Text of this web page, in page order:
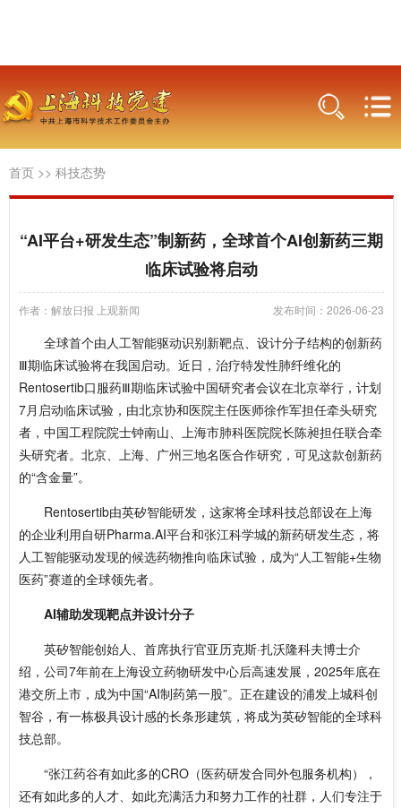
首页 >> 科技态势
“AI平台+研发生态”制新药，全球首个AI创新药三期
临床试验将启动
作者：解放日报 上观新闻 发布时间：2026-06-23
全球首个由人工智能驱动识别新靶点、设计分子结构的创新药‌
Ⅲ期临床试验将在我国启动。近日，治疗特发性肺纤维化的
Rentosertib口服药‌Ⅲ期临床试验中国研究者会议在北京举行，计划
7月启动临床试验，由北京协和医院主任医师徐作军担任牵头研究
者，中国工程院院士钟南山、上海市肺科医院院长陈昶担任联合牵
头研究者。北京、上海、广州三地名医合作研究，可见这款创新药
的“含金量”。
Rentosertib由英矽智能研发，这家将全球科技总部设在上海
的企业利用自研Pharma.AI平台和张江科学城的新药研发生态，将
人工智能驱动发现的候选药物推向临床试验，成为“人工智能+生物
医药”赛道的全球领先者。
AI辅助发现靶点并设计分子
英矽智能创始人、首席执行官亚历克斯·扎沃隆科夫博士介
绍，公司7年前在上海设立药物研发中心后高速发展，2025年底在
港交所上市，成为中国“AI制药第一股”。正在建设的浦发上城科创
智谷，有一栋极具设计感的长条形建筑，将成为英矽智能的全球科
技总部。
“张江药谷有如此多的CRO（医药研发合同外包服务机构），
还有如此多的人才、如此充满活力和努力工作的社群，人们专注于